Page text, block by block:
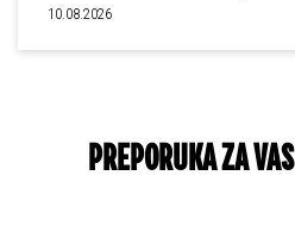
10.08.2026
PREPORUKA ZA VAS